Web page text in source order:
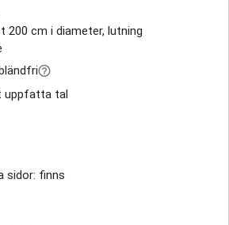
200 cm i diameter, lutning
uppfatta tal
sidor: finns